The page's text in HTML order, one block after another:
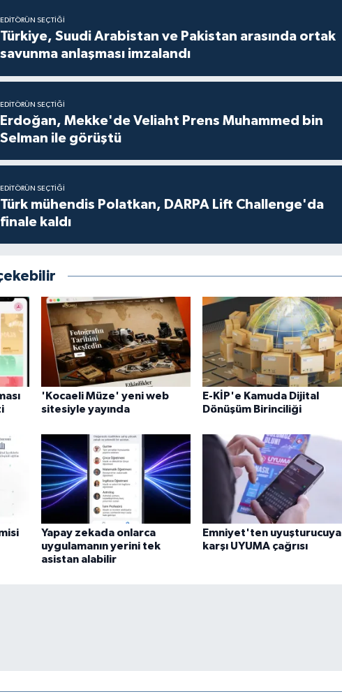
EDITÖRÜN SEÇTIĞI
Türkiye, Suudi Arabistan ve Pakistan arasında ortak
savunma anlaşması imzalandı
EDITÖRÜN SEÇTIĞI
Erdoğan, Mekke'de Veliaht Prens Muhammed bin
Selman ile görüştü
EDITÖRÜN SEÇTIĞI
Türk mühendis Polatkan, DARPA Lift Challenge'da
finale kaldı
'Kocaeli Müze' yeni web
sitesiyle yayında
E-KİP'e Kamuda Dijital
Dönüşüm Birinciliği
Yapay zekada onlarca
uygulamanın yerini tek
asistan alabilir
Emniyet'ten uyuşturucuya
karşı UYUMA çağrısı